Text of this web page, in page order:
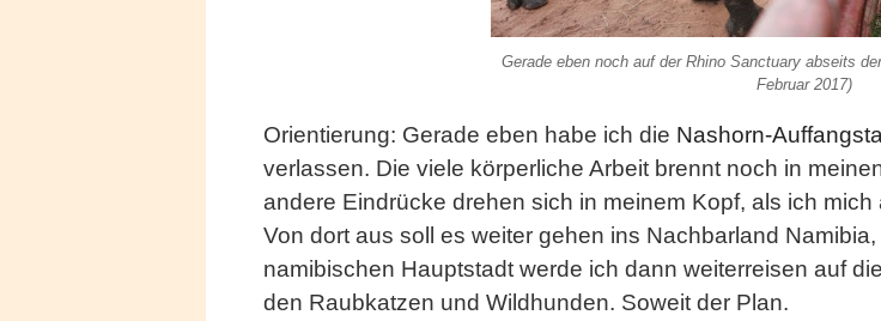
Gerade eben noch auf der Rhino Sanctuary abseits
Februar 2017)
Orientierung: Gerade eben habe ich die Nashorn-
verlassen. Die viele körperliche Arbeit brennt noch in
andere Eindrücke drehen sich in meinem Kopf, als ich
Von dort aus soll es weiter gehen ins Nachbarland
namibischen Hauptstadt werde ich dann weiterreisen auf
den Raubkatzen und Wildhunden. Soweit der Plan.